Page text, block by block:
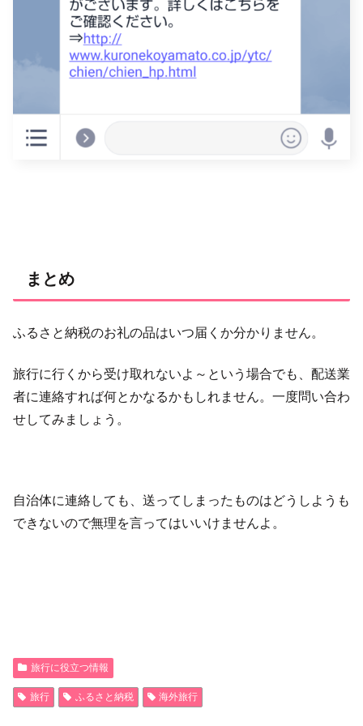
まとめ
ふるさと納税のお礼の品はいつ届くか分かりません。
旅行に行くから受け取れないよ～という場合でも、配送業
者に連絡すれば何とかなるかもしれません。一度問い合わ
せしてみましょう。
自治体に連絡しても、送ってしまったものはどうしようも
できないので無理を言ってはいいけませんよ。
旅行に役立つ情報
旅行 ふるさと納税 海外旅行